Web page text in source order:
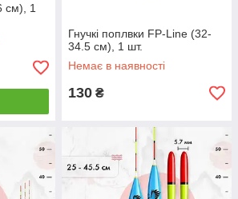
см), 1
Гнучкі поплвки FP-Line (32-
34.5 см), 1 шт.
Немає в наявності
130 ₴